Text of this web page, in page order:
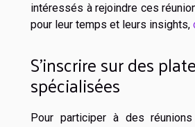
intéressés à rejoindre ces
pour leur temps et leurs insights,
S'inscrire sur des
spécialisées
Pour participer à des